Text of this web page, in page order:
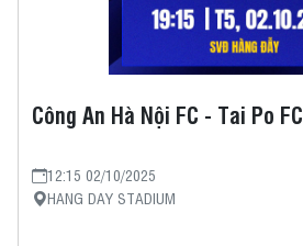
Công An Hà Nội FC - Tai Po FC
12:15 02/10/2025
HANG DAY STADIUM